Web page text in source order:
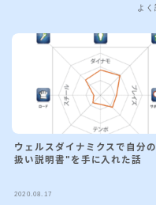
よ
ウェルスダイナミクスで自分
扱い説明書"を手に入れた話
2020.08.17